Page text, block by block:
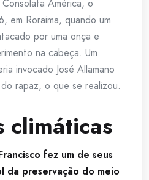
América, o
em Roraima, quando um
por uma onça e
na cabeça. Um
invocado José Allamano
rapaz, o que se realizou.
climáticas
fez um de seus
da preservação do meio